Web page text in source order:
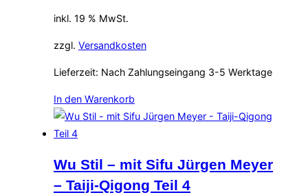
inkl. 19 % MwSt.
zzgl. Versandkosten
Lieferzeit: Nach Zahlungseingang 3-5 Werktage
In den Warenkorb
Wu Stil – mit Sifu Jürgen Meyer
– Taiji-Qigong Teil 4